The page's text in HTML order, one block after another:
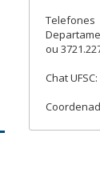
Telefones
ou
Chat UFSC: